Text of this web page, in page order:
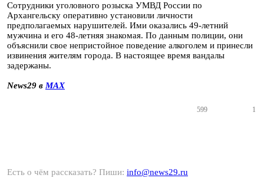
Сотрудники уголовного розыска УМВД России по
Архангельску оперативно установили личности
предполагаемых нарушителей. Ими оказались 49-летний
мужчина и его 48-летняя знакомая. По данным полиции, они
объяснили свое непристойное поведение алкоголем и принесли
извинения жителям города. В настоящее время вандалы
задержаны.
News29 в MAX
599 1
Есть о чём рассказать? Пиши: info@news29.ru